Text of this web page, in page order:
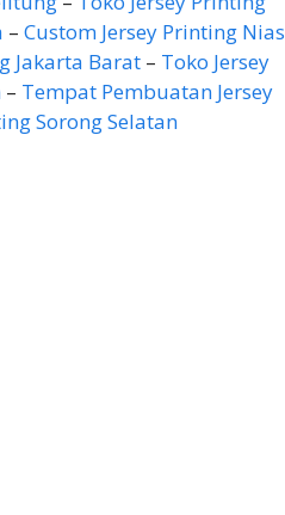
– Custom Jersey Printing Nias
Jakarta Barat– Toko Jersey
– Tempat Pembuatan Jersey
Sorong Selatan